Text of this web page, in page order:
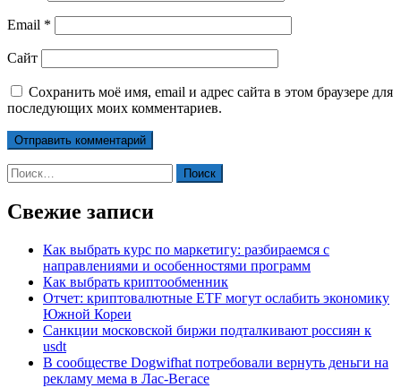
Email *
Сайт
Сохранить моё имя, email и адрес сайта в этом браузере для
последующих моих комментариев.
Найти:
Свежие записи
Как выбрать курс по маркетигу: разбираемся с
направлениями и особенностями программ
Как выбрать криптообменник
Отчет: криптовалютные ETF могут ослабить экономику
Южной Кореи
Санкции московской биржи подталкивают россиян к
usdt
В сообществе Dogwifhat потребовали вернуть деньги на
рекламу мема в Лас-Вегасе